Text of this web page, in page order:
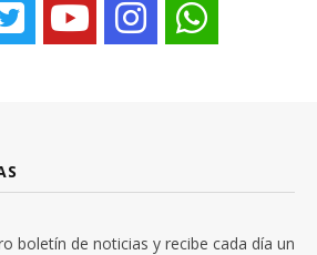
boletín de noticias y recibe cada día un